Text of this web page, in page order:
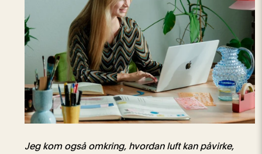
Jeg kom også omkring, hvordan luft kan påvirke,